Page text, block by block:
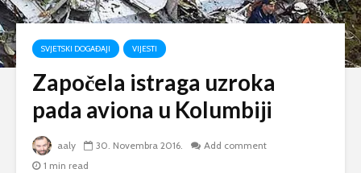
SVJETSKI DOGAĐAJI VIJESTI
Započela istraga uzroka
pada aviona u Kolumbiji
aaly 30. Novembra 2016.
Add comment
1 min read